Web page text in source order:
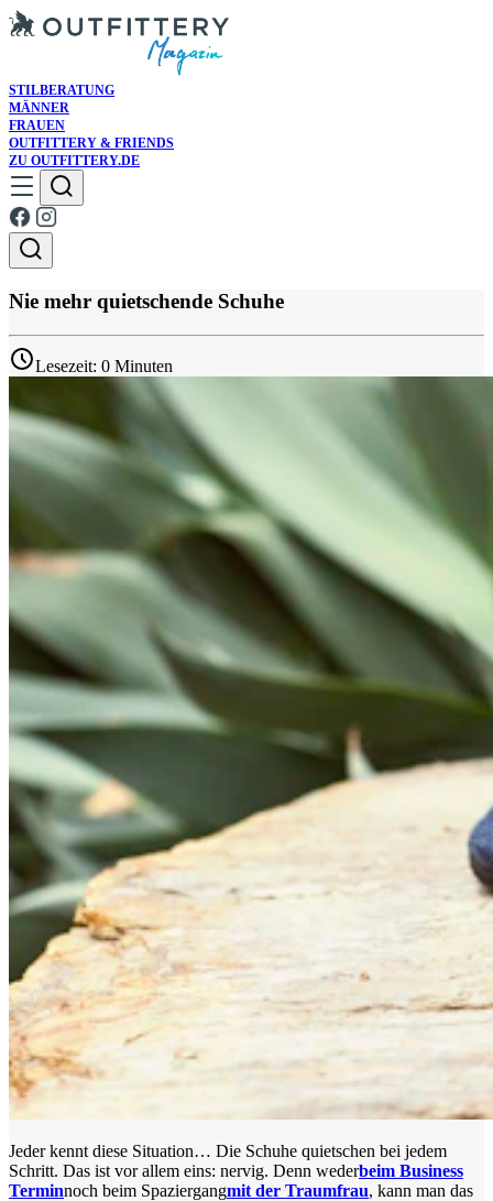
STILBERATUNG
MÄNNER
FRAUEN
OUTFITTERY & FRIENDS
ZU OUTFITTERY.DE
Nie mehr quietschende Schuhe
Lesezeit: 0 Minuten
Jeder kennt diese Situation… Die Schuhe quietschen bei jedem
Schritt. Das ist vor allem eins: nervig. Denn wederbeim Business
Terminnoch beim Spaziergangmit der Traumfrau, kann man das